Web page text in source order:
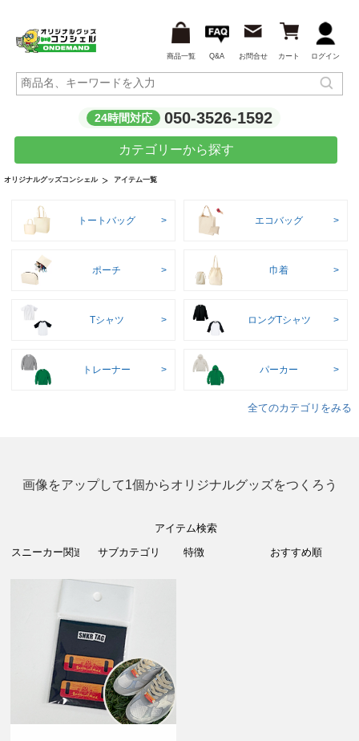
商品一覧 Q&A お問合せ カート ログイン
24時間対応 050-3526-1592
カテゴリーから探す
オリジナルグッズコンシェル アイテム一覧
トートバッグ エコバッグ
ポーチ 巾着
Tシャツ ロングTシャツ
トレーナー パーカー
全てのカテゴリをみる
画像をアップして1個からオリジナルグッズをつくろう
アイテム検索